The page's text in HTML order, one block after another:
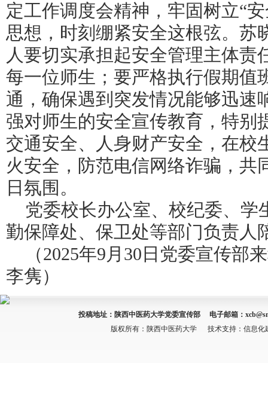
定工作调度会精神，牢固树立“
思想，时刻绷紧安全这根弦。苏
人要切实承担起安全管理主体责
每一位师生；要严格执行假期值
通，确保遇到突发情况能够迅速
强对师生的安全宣传教育，特别
交通安全、人身财产安全，在校
火安全，防范电信网络诈骗，共
日氛围。
党委校长办公室、校纪委、学
勤保障处、保卫处等部门负责人
（2025年9月30日党委宣传部
李隽）
投稿地址：陕西中医药大学党委宣传部 电子邮箱：
版权所有：陕西中医药大学 技术支持：信息